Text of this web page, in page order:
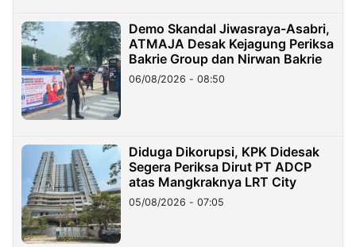
Demo Skandal Jiwasraya-Asabri,
ATMAJA Desak Kejagung Periksa
Bakrie Group dan Nirwan Bakrie
06/08/2026 - 08:50
Diduga Dikorupsi, KPK Didesak
Segera Periksa Dirut PT ADCP
atas Mangkraknya LRT City
05/08/2026 - 07:05